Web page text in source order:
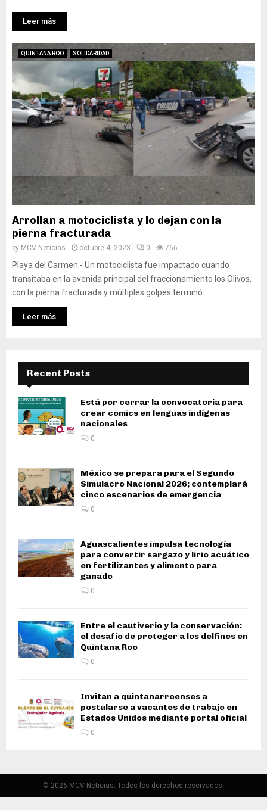
Leer más
QUINTANA ROO SOLIDARIDAD
Arrollan a motociclista y lo dejan con la
pierna fracturada
by MCV Noticias octubre 4, 2023 0 766
Playa del Carmen.- Un motociclista fue impactado cuando
transitaba en la avenida principal del fraccionamiento los Olivos,
con la pierna fracturada y múltiples golpes terminó...
Leer más
Recent Posts
Está por cerrar la convocatoria para
crear comics en lenguas indígenas
nacionales
0
México se prepara para el Segundo
Simulacro Nacional 2026; contemplará
cinco escenarios de emergencia
0
Aguascalientes impulsa tecnología
para convertir sargazo y lirio acuático
en fertilizantes y alimento para
ganado
0
Entre el cautiverio y la conservación:
el desafío de proteger a los delfines en
Quintana Roo
0
Invitan a quintanarroenses a
postularse a vacantes de trabajo en
Estados Unidos mediante portal oficial
0
© 2026 MCV Noticias. Todos los derechos reservados.